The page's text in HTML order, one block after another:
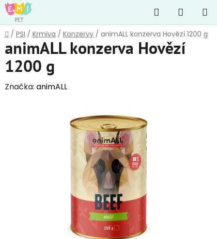
Přejít
na
obsah
Hledat
KOŠÍK
Domů
/ PSI / Krmiva / Konzervy / animALL konzerva Hovězí 1200 g
animALL konzerva Hovězí
1200 g
Značka: animALL